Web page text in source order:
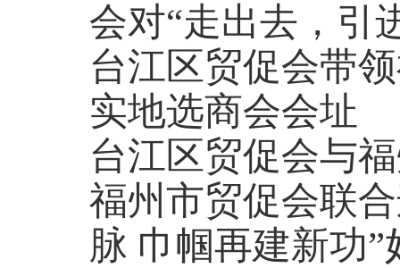
会对“走出去，引
台江区贸促会带
实地选商会会址
台江区贸促会与
福州市贸促会联
脉 巾帼再建新功